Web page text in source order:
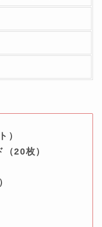
）
20枚）